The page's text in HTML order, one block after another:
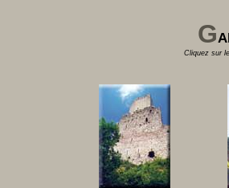
G
Cliquez sur